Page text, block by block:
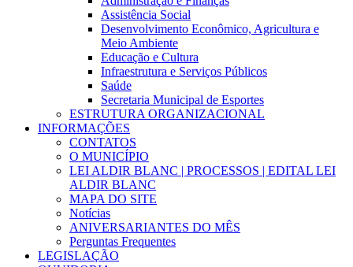
Assistência Social
Desenvolvimento Econômico, Agricultura e
Meio Ambiente
Educação e Cultura
Infraestrutura e Serviços Públicos
Saúde
Secretaria Municipal de Esportes
ESTRUTURA ORGANIZACIONAL
INFORMAÇÕES
CONTATOS
O MUNICÍPIO
LEI ALDIR BLANC | PROCESSOS | EDITAL LEI
ALDIR BLANC
MAPA DO SITE
Notícias
ANIVERSARIANTES DO MÊS
Perguntas Frequentes
LEGISLAÇÃO